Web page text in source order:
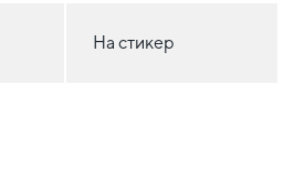
На стикер